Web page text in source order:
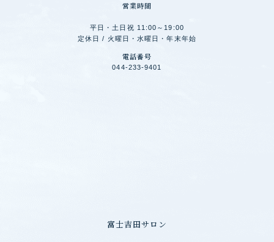
営業時間
平日・土日祝 11:00～19:00
定休日 / 火曜日・水曜日・年末年始
電話番号
044-233-9401
富士吉田サロン